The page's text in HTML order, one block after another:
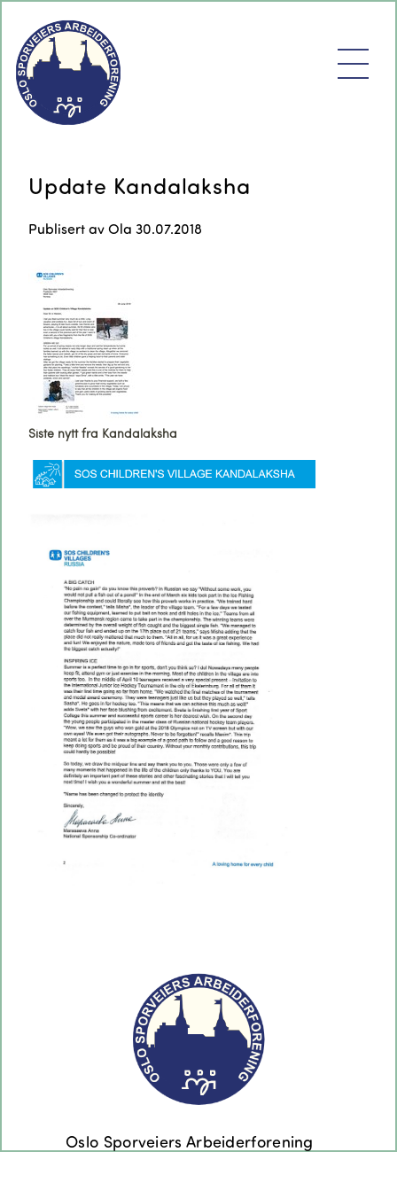
Update Kandalaksha
Publisert avOla 30.07.2018
Siste nytt fra Kandalaksha